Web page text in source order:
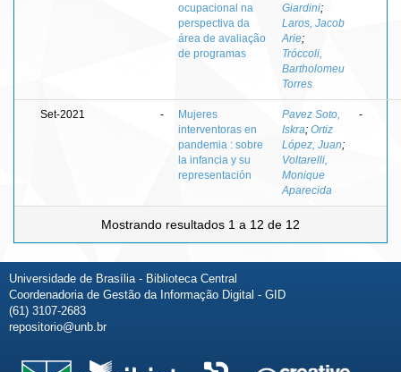
ocupacional na
perspectiva da
área de avaliação
de programas
Giardini;
Laros, Jacob
Arie;
Tróccoli,
Bartholomeu
Torres
Set-2021 -
Mujeres
interventoras en
pandemia : sobre
la infancia y su
representación
Pavez Soto,
Iskra; Ortiz
López, Juan;
Voltarelli,
Monique
Aparecida
-
Mostrando resultados 1 a 12 de 12
Universidade de Brasília - Biblioteca Central
Coordenadoria de Gestão da Informação Digital - GID
(61) 3107-2683
repositorio@unb.br